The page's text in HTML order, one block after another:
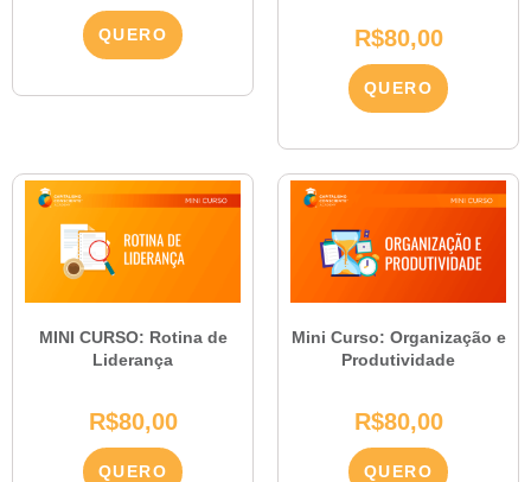
QUERO R$80,00
QUERO
MINI CURSO: Rotina de
Liderança
R$80,00
QUERO
Mini Curso: Organização e
Produtividade
R$80,00
QUERO